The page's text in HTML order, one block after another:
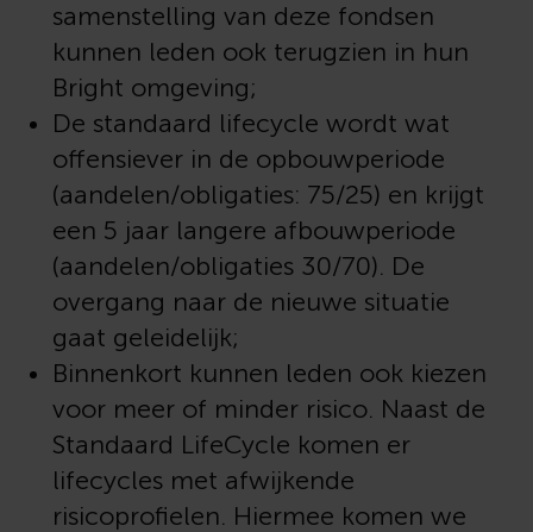
samenstelling van deze fondsen
kunnen leden ook terugzien in hun
Bright omgeving;
De standaard lifecycle wordt wat
offensiever in de opbouwperiode
(aandelen/obligaties: 75/25) en krijgt
een 5 jaar langere afbouwperiode
(aandelen/obligaties 30/70). De
overgang naar de nieuwe situatie
gaat geleidelijk;
Binnenkort kunnen leden ook kiezen
voor meer of minder risico. Naast de
Standaard LifeCycle komen er
lifecycles met afwijkende
risicoprofielen. Hiermee komen we